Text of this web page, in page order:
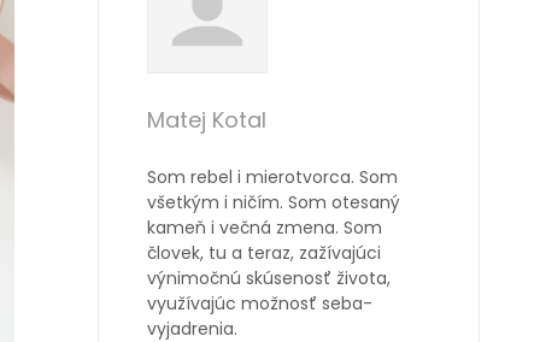
Matej Kotal
Som rebel i mierotvorca. Som
všetkým i ničím. Som otesaný
kameň i večná zmena. Som
človek, tu a teraz, zažívajúci
výnimočnú skúsenosť života,
využívajúc možnosť seba-
vyjadrenia.